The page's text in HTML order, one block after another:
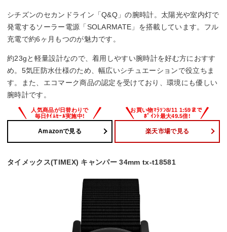
シチズンのセカンドライン「Q&Q」の腕時計。太陽光や室内灯で
発電するソーラー電源「SOLARMATE」を搭載しています。フル
充電で約6ヶ月もつのが魅力です。
約23gと軽量設計なので、着用しやすい腕時計を好む方におすす
め。5気圧防水仕様のため、幅広いシチュエーションで役立ちま
す。また、エコマーク商品の認定を受けており、環境にも優しい
腕時計です。
Amazonで見る 楽天市場で見る
タイメックス(TIMEX) キャンパー 34mm tx-t18581